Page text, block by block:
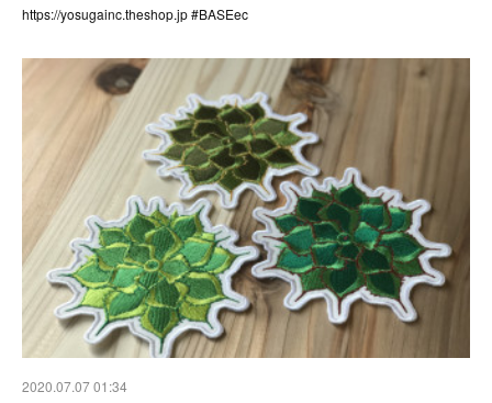
https://yosugainc.theshop.jp #BASEec
2020.07.07 01:34